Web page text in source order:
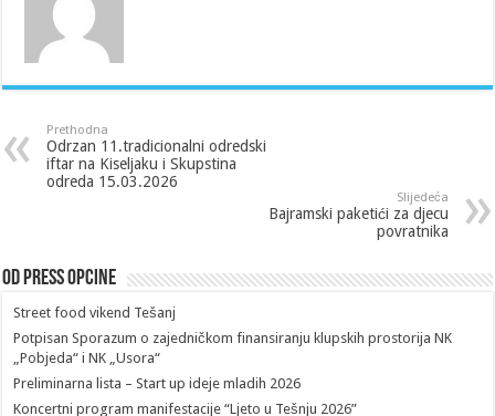
Prethodna
Odrzan 11.tradicionalni odredski
iftar na Kiseljaku i Skupstina
odreda 15.03.2026
Slijedeća
Bajramski paketići za djecu
povratnika
Od Press Opcine
Street food vikend Tešanj
Potpisan Sporazum o zajedničkom finansiranju klupskih prostorija NK
„Pobjeda“ i NK „Usora“
Preliminarna lista – Start up ideje mladih 2026
Koncertni program manifestacije “Ljeto u Tešnju 2026”